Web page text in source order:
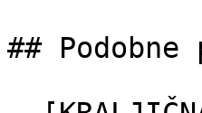
##